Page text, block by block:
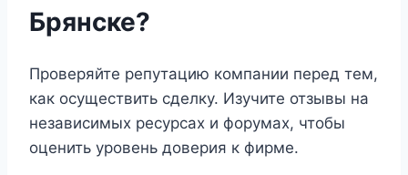
Брянске?
Проверяйте репутацию компании перед тем,
как осуществить сделку. Изучите отзывы на
независимых ресурсах и форумах, чтобы
оценить уровень доверия к фирме.